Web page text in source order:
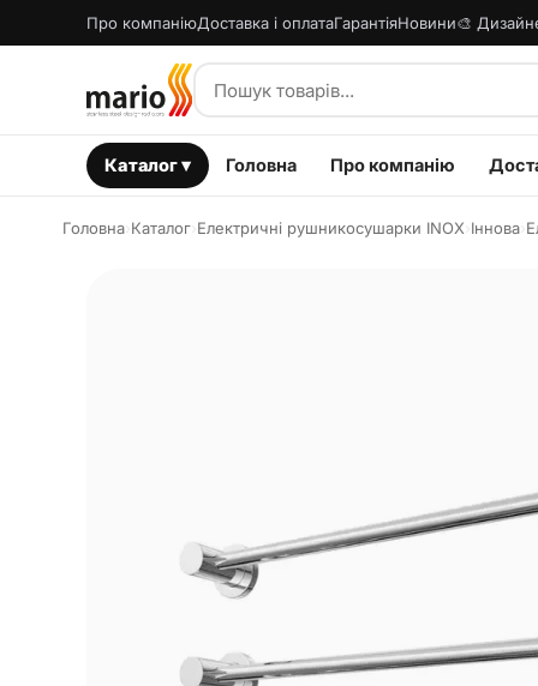
Про компаніюДоставка і оплатаГарантіяНовини🎨
Каталог ▾ Головна Про компанію
Головна Каталог Електричні рушникосушарки INOX Іннова